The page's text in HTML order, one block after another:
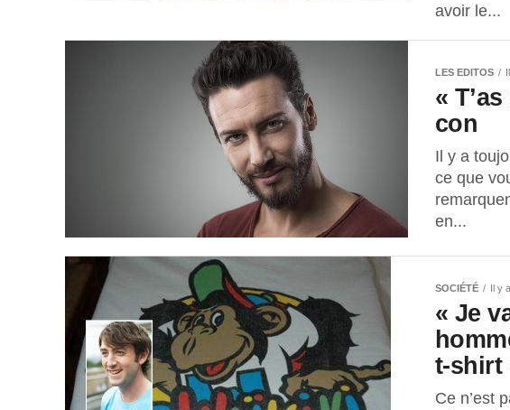
avoir le...
LES EDITOS
«
con
Il y a
ce que
en...
SOCIÉTÉ Il y
« Je
t-shirt
Ce n’est